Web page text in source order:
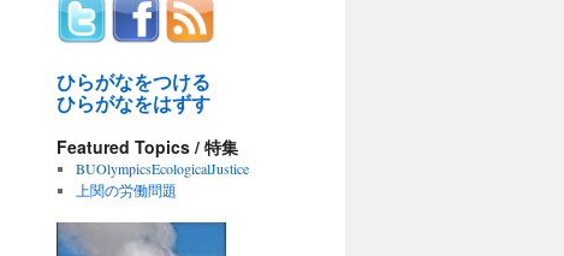
ひらがなをつける
ひらがなをはずす
Featured Topics / 特集
BUOlympicsEcologicalJustice
上関の労働問題